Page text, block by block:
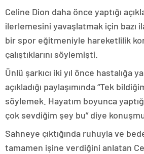
Celine Dion daha önce yaptığı
ilerlemesini yavaşlatmak için bazı
bir spor eğitmeniyle hareketlilik
çalıştıklarını söylemişti.
Ünlü şarkıcı iki yıl önce hastalığa
açıkladığı paylaşımında “Tek
söylemek. Hayatım boyunca
çok sevdiğim şey bu” diye
Sahneye çıktığında ruhuyla ve
tamamen işine verdiğini anlatan